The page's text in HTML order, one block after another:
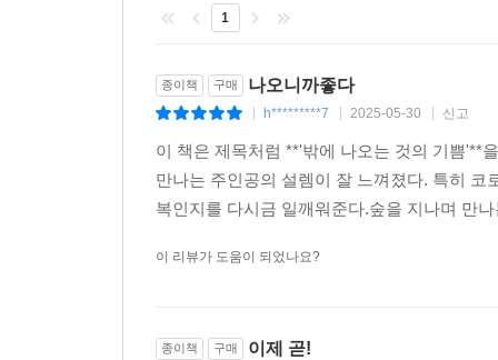
1
종이책 구매 나오니까좋다
h*********7 2025-05-30 신고
이 책은 제목처럼 **'밖에 나오는 것의 기쁨'**
만나는 주인공의 설렘이 잘 느껴졌다. 특히
복인지를 다시금 일깨워준다.숲을 지나며 만
이 리뷰가 도움이 되었나요?
종이책 구매 이제 곧!